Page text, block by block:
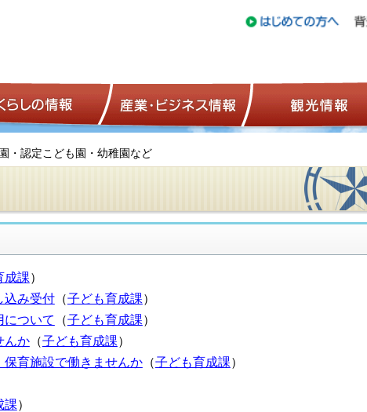
ページ くらしの情報 産業・ビジネス情報
・認定こども園・幼稚園など
成課）
み受付（子ども育成課）
について （子ども育成課）
んか（子ども育成課）
保育施設で働きませんか（子ども育成課）
課）